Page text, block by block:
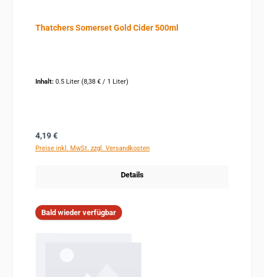
Thatchers Somerset Gold Cider 500ml
Inhalt: 0.5 Liter (8,38 € / 1 Liter)
Regulärer Preis:
4,19 €
Preise inkl. MwSt. zzgl. Versandkosten
Details
Bald wieder verfügbar